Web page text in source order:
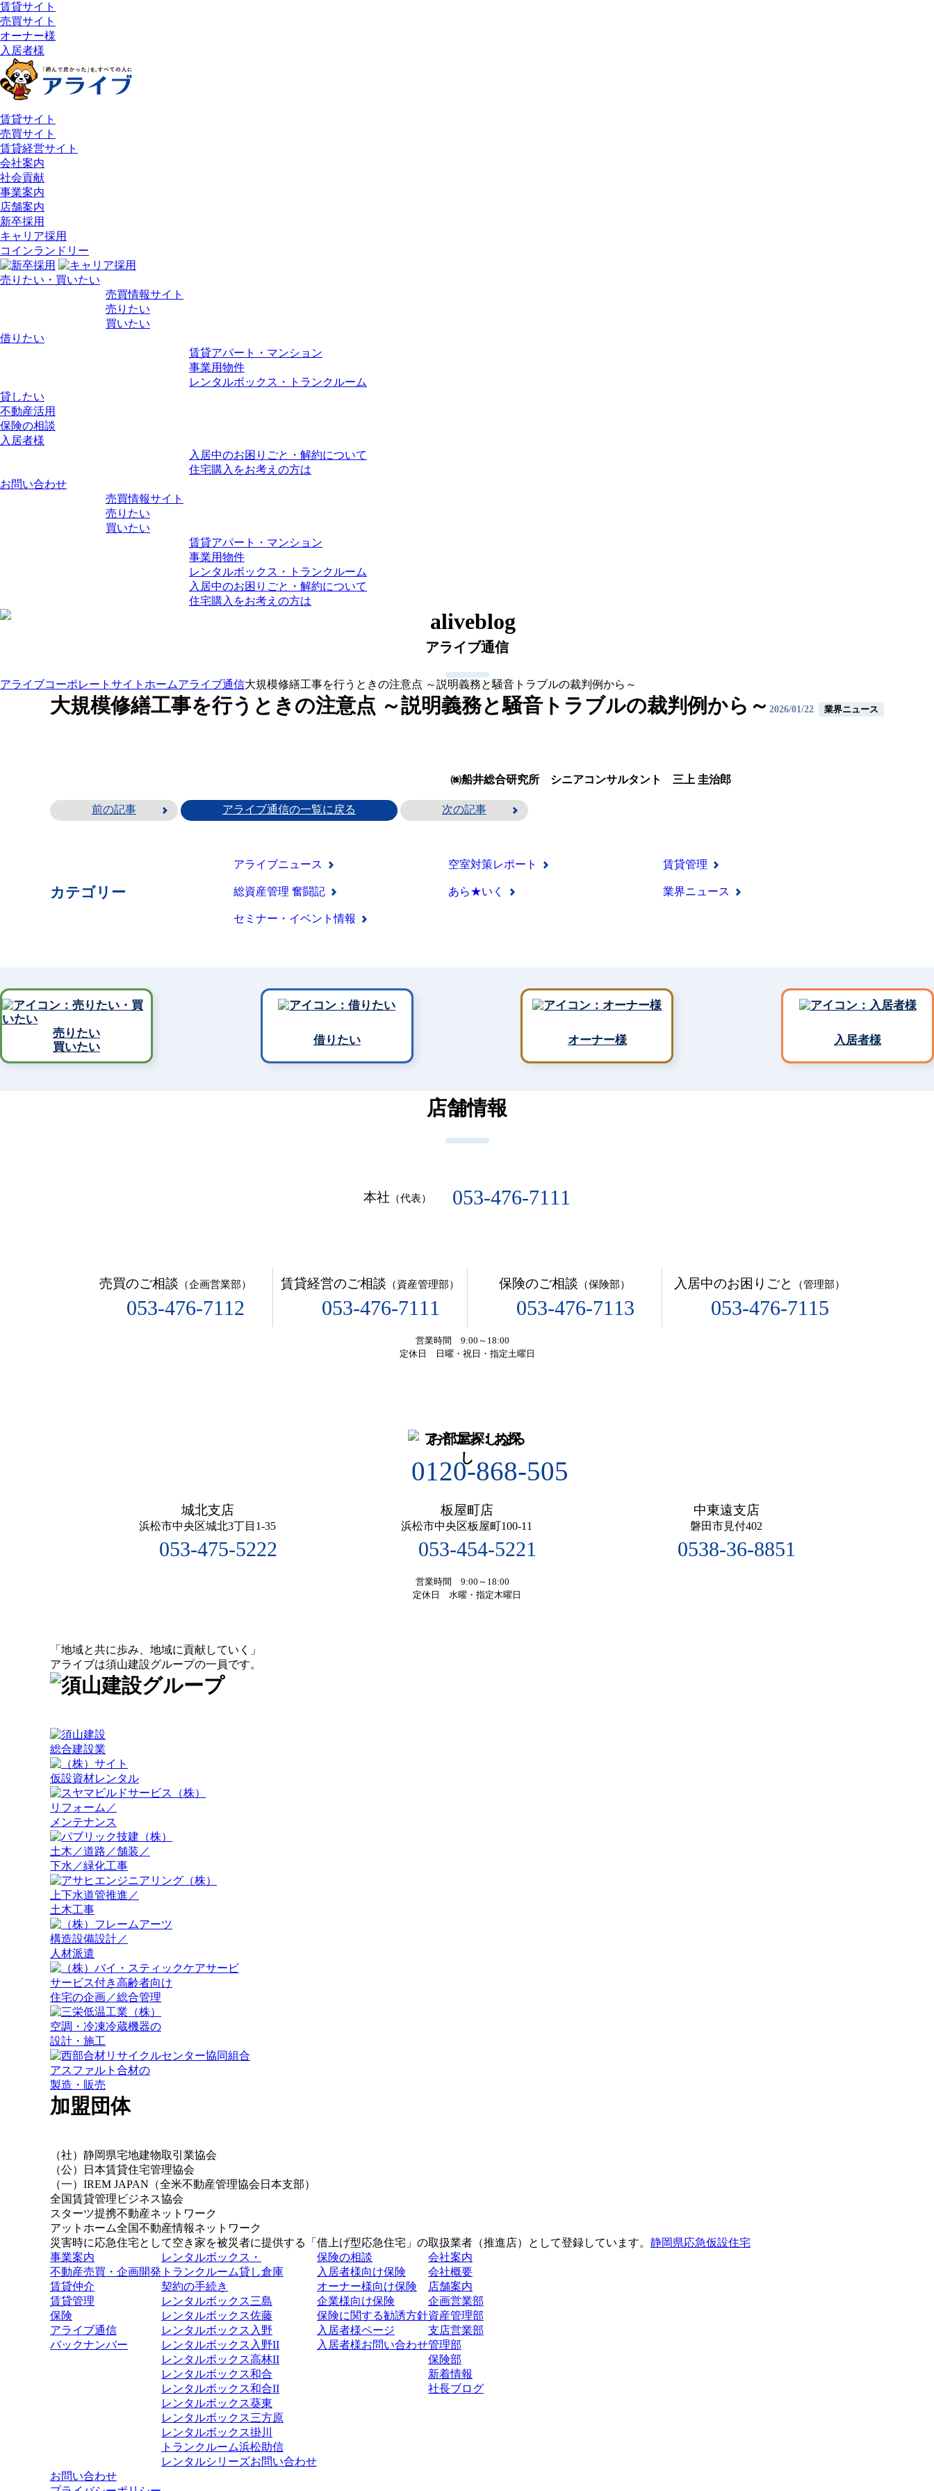
賃貸サイト
売買サイト
オーナー様
入居者様
賃貸サイト
売買サイト
賃貸経営サイト
会社案内
社会貢献
事業案内
店舗案内
新卒採用
キャリア採用
コインランドリー
売りたい・買いたい
売買情報サイト
売りたい
買いたい
借りたい
賃貸アパート・マンション
事業用物件
レンタルボックス・トランクルーム
貸したい
不動産活用
保険の相談
入居者様
入居中のお困りごと・解約について
住宅購入をお考えの方は
お問い合わせ
売買情報サイト
売りたい
買いたい
賃貸アパート・マンション
事業用物件
レンタルボックス・トランクルーム
入居中のお困りごと・解約について
住宅購入をお考えの方は
アライブ通信
アライブコーポレートサイト ホームアライブ通信大規模修繕工事を行うときの注意点 ～説明義務と騒音トラブルの裁判例から～
大規模修繕工事を行うときの注意点 ～説明義務と騒音トラブルの裁判例から～ 2026/01/22 業界ニュース
㈱船井総合研究所 シニアコンサルタント 三上 圭治郎
前の記事 アライブ通信の一覧に戻る 次の記事
カテゴリー
アライブニュース 空室対策レポート 賃貸管理
総資産管理 奮闘記 あら★いく 業界ニュース
セミナー・イベント情報
売りたい
買いたい
借りたい オーナー様 入居者様
店舗情報
本社 （代表） 053-476-7111
売買のご相談 （企画営業部）
053-476-7112
賃貸経営のご相談 （資産管理部）
053-476-7111
保険のご相談 （保険部）
053-476-7113
入居中のお困りごと （管理部）
053-476-7115
営業時間 9:00～18:00
定休日 日曜・祝日・指定土曜日
お部屋探しなら
0120-868-505
城北支店
浜松市中央区城北3丁目1-35
053-475-5222
板屋町店
浜松市中央区板屋町100-11
053-454-5221
中東遠支店
磐田市見付402
0538-36-8851
営業時間 9:00～18:00
定休日 水曜・指定木曜日
「地域と共に歩み、地域に貢献していく」
アライブは須山建設グループの一員です。
総合建設業
仮設資材レンタル
リフォーム／
メンテナンス
土木／道路／舗装／
下水／緑化工事
上下水道管推進／
土木工事
構造設備設計／
人材派遣
サービス付き高齢者向け
住宅の企画／総合管理
空調・冷凍冷蔵機器の
設計・施工
アスファルト合材の
製造・販売
加盟団体
（社）静岡県宅地建物取引業協会
（公）日本賃貸住宅管理協会
（一）IREM JAPAN（全米不動産管理協会日本支部）
全国賃貸管理ビジネス協会
スターツ提携不動産ネットワーク
アットホーム全国不動産情報ネットワーク
災害時に応急住宅として空き家を被災者に提供する「借上げ型応急住宅」の取扱業者（推進店）として登録しています。 静岡県応急仮設住宅
事業案内
不動産売買・企画開発
賃貸仲介
賃貸管理
保険
アライブ通信
バックナンバー
レンタルボックス・
トランクルーム貸し倉庫
契約の手続き
レンタルボックス三島
レンタルボックス佐藤
レンタルボックス入野
レンタルボックス入野II
レンタルボックス高林II
レンタルボックス和合
レンタルボックス和合II
レンタルボックス葵東
レンタルボックス三方原
レンタルボックス掛川
トランクルーム浜松助信
レンタルシリーズお問い合わせ
保険の相談
入居者様向け保険
オーナー様向け保険
企業様向け保険
保険に関する勧誘方針
入居者様ページ
入居者様お問い合わせ
会社案内
会社概要
店舗案内
企画営業部
資産管理部
支店営業部
管理部
保険部
新着情報
社長ブログ
お問い合わせ